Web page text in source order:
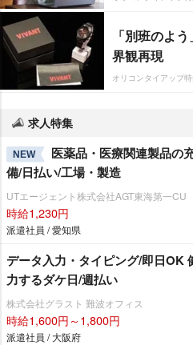
「別班のよ
界観再現
オリコンタイアップ
求人特集
NEW
医薬品・医療関連製品の
備/日払い/工場・製造
UTエージェント株式会社AGT東海第一CU
時給1,230円
派遣社員 / 愛知県
データ入力・タイピング/即日OK
力するダケ日/週払い
株式会社グラスト 難波オフィス
時給1,600円～1,800円
派遣社員 / 大阪府